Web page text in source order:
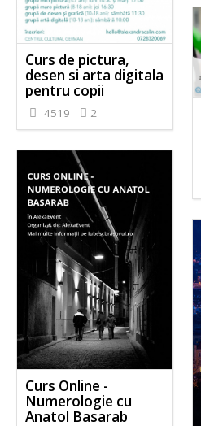
Curs de pictura,
desen si arta digitala
pentru copii
4519 2
Curs Online -
Numerologie cu
Anatol Basarab